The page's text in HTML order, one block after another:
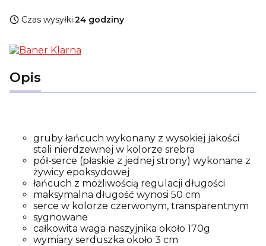
Czas wysyłki:24 godziny
Opis
gruby łańcuch wykonany z wysokiej jakości
stali nierdzewnej w kolorze srebra
pół-serce (płaskie z jednej strony) wykonane z
żywicy epoksydowej
łańcuch z możliwością regulacji długości
maksymalna długość wynosi 50 cm
serce w kolorze czerwonym, transparentnym
sygnowane
całkowita waga naszyjnika około 170g
wymiary serduszka około 3 cm